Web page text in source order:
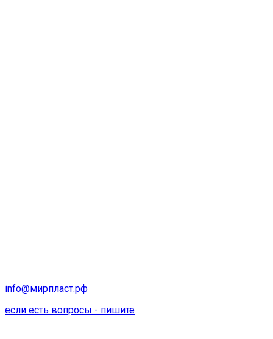
info@мирпласт.рф
если есть вопросы - пишите